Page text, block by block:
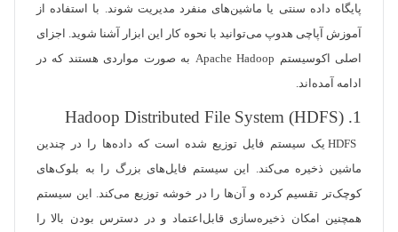
پایگاه داده سنتی یا ماشین‌های منفرد مدیریت شوند. با استفاده از
آموزش آپاچی هدوپ می‌توانید با نحوه کار این ابزار آشنا شوید. اجزای
اصلی اکوسیستم Apache Hadoop به صورت مواردی هستند که در
ادامه آمده‌اند.
1. Hadoop Distributed File System (HDFS)
HDFS یک سیستم فایل توزیع شده است که داده‌ها را در چندین
ماشین ذخیره می‌کند. این سیستم فایل‌های بزرگ را به بلوک‌های
کوچک‌تر تقسیم کرده و آن‌ها را در خوشه توزیع می‌کند. این سیستم
همچنین امکان ذخیره‌سازی قابل‌اعتماد و در دسترس بودن بالا را